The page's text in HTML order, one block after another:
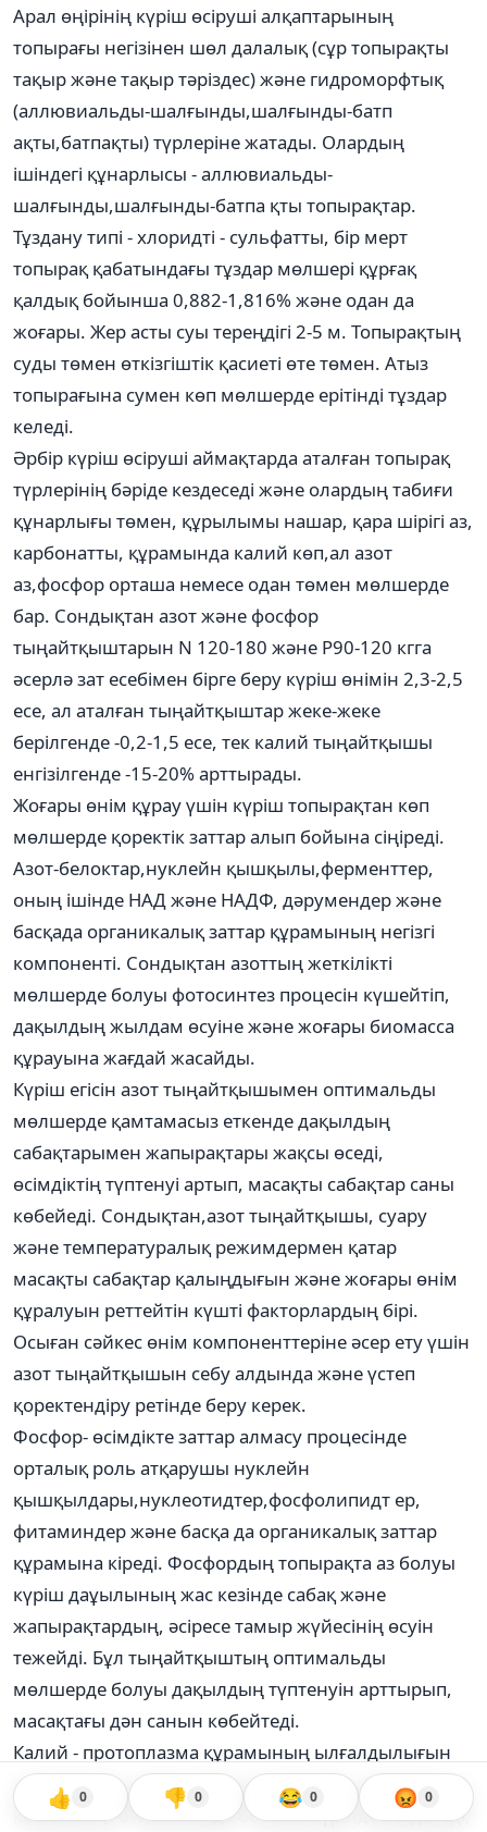
Арал өңірінің күріш өсіруші алқаптарының
топырағы негізінен шөл далалық (сұр топырақты
тақыр және тақыр тәріздес) және гидроморфтық
(аллювиальды-шалғынды,шалғынды-батп
ақты,батпақты) түрлеріне жатады. Олардың
ішіндегі құнарлысы - аллювиальды-
шалғынды,шалғынды-батпа қты топырақтар.
Тұздану типі - хлоридті - сульфатты, бір мерт
топырақ қабатындағы тұздар мөлшері құрғақ
қалдық бойынша 0,882-1,816% және одан да
жоғары. Жер асты суы тереңдігі 2-5 м. Топырақтың
суды төмен өткізгіштік қасиеті өте төмен. Атыз
топырағына сумен көп мөлшерде ерітінді тұздар
келеді.
Әрбір күріш өсіруші аймақтарда аталған топырақ
түрлерінің бәріде кездеседі және олардың табиғи
құнарлығы төмен, құрылымы нашар, қара шірігі аз,
карбонатты, құрамында калий көп,ал азот
аз,фосфор орташа немесе одан төмен мөлшерде
бар. Сондықтан азот және фосфор
тыңайтқыштарын N 120-180 және Р90-120 кгга
әсерлә зат есебімен бірге беру күріш өнімін 2,3-2,5
есе, ал аталған тыңайтқыштар жеке-жеке
берілгенде -0,2-1,5 есе, тек калий тыңайтқышы
енгізілгенде -15-20% арттырады.
Жоғары өнім құрау үшін күріш топырақтан көп
мөлшерде қоректік заттар алып бойына сіңіреді.
Азот-белоктар,нуклейн қышқылы,ферменттер,
оның ішінде НАД және НАДФ, дәрумендер және
басқада органикалық заттар құрамының негізгі
компоненті. Сондықтан азоттың жеткілікті
мөлшерде болуы фотосинтез процесін күшейтіп,
дақылдың жылдам өсуіне және жоғары биомасса
құрауына жағдай жасайды.
Күріш егісін азот тыңайтқышымен оптимальды
мөлшерде қамтамасыз еткенде дақылдың
сабақтарымен жапырақтары жақсы өседі,
өсімдіктің түптенуі артып, масақты сабақтар саны
көбейеді. Сондықтан,азот тыңайтқышы, суару
және температуралық режимдермен қатар
масақты сабақтар қалыңдығын және жоғары өнім
құралуын реттейтін күшті факторлардың бірі.
Осыған сәйкес өнім компоненттеріне әсер ету үшін
азот тыңайтқышын себу алдында және үстеп
қоректендіру ретінде беру керек.
Фосфор- өсімдікте заттар алмасу процесінде
орталық роль атқарушы нуклейн
қышқылдары,нуклеотидтер,фосфолипидт ер,
фитаминдер және басқа да органикалық заттар
құрамына кіреді. Фосфордың топырақта аз болуы
күріш даұылының жас кезінде сабақ және
жапырақтардың, әсіресе тамыр жүйесінің өсуін
тежейді. Бұл тыңайтқыштың оптимальды
мөлшерде болуы дақылдың түптенуін арттырып,
масақтағы дән санын көбейтеді.
Калий - протоплазма құрамының ылғалдылығын
арттырып, қоюлану процесін тежейді. Калийдің
көп бөлігі (70%) клеткада бос ион түрінде кездеседі,
👍 0 👎 0 😂 0 😡 0